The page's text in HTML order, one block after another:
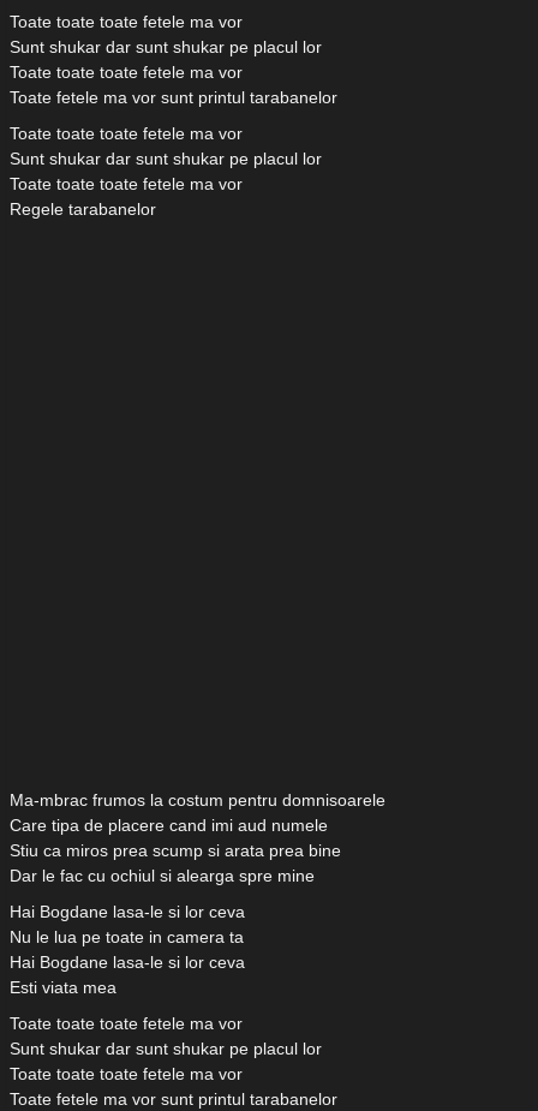
Toate toate toate fetele ma vor
Sunt shukar dar sunt shukar pe placul lor
Toate toate toate fetele ma vor
Toate fetele ma vor sunt printul tarabanelor
Toate toate toate fetele ma vor
Sunt shukar dar sunt shukar pe placul lor
Toate toate toate fetele ma vor
Regele tarabanelor
Ma-mbrac frumos la costum pentru domnisoarele
Care tipa de placere cand imi aud numele
Stiu ca miros prea scump si arata prea bine
Dar le fac cu ochiul si alearga spre mine
Hai Bogdane lasa-le si lor ceva
Nu le lua pe toate in camera ta
Hai Bogdane lasa-le si lor ceva
Esti viata mea
Toate toate toate fetele ma vor
Sunt shukar dar sunt shukar pe placul lor
Toate toate toate fetele ma vor
Toate fetele ma vor sunt printul tarabanelor